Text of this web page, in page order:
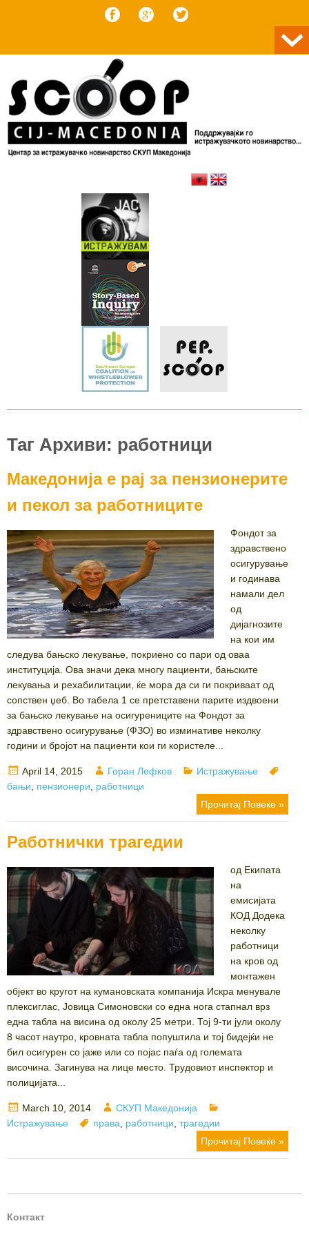
Таг Архиви: работници
Македонија е рај за пензионерите
и пекол за работниците
Фондот за
здравствено
осигурување
и годинава
намали дел
од
дијагнозите
на кои им
следува бањско лекување, покриено со пари од оваа
институција. Ова значи дека многу пациенти, бањските
лекувања и рехабилитации, ќе мора да си ги покриваат од
сопствен џеб. Во табела 1 се претставени парите издвоени
за бањско лекување на осигурениците на Фондот за
здравствено осигурување (ФЗО) во изминативе неколку
години и бројот на пациенти кои ги користеле...
Posted
on
April 14, 2015 Author
Горан Лефков Categories
Истражување
бањи
пензионери
работници
Прочитај Повеќе »
Работнички трагедии
од Екипата
на
емисијата
КОД Додека
неколку
работници
на кров од
монтажен
објект во кругот на кумановската компанија Искра менувале
плексиглас, Јовица Симоновски со една нога стапнал врз
една табла на висина од околу 25 метри. Тој 9-ти јули околу
8 часот наутро, кровната табла попуштила и тој бидејќи не
бил осигурен со јаже или со појас паѓа од големата
височина. Загинува на лице место. Трудовиот инспектор и
полицијата...
Posted
on
March 10, 2014 Author
СКУП Македонија
Истражување
Tags
права работници трагедии
Прочитај Повеќе »
Контакт